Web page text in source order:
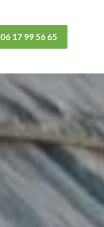
06 17 99 56 65